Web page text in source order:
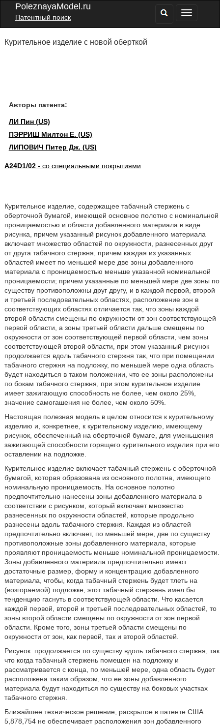
PoleznayaModel.ru
Патентный поиск
Курительное изделие с новой оберткой
Авторы патента:
ЛИ Пин (US)
ПЭРРИШ Милтон Е. (US)
ЛИПОВИЧ Питер Дж. (US)
A24D1/02- со специальными покрытиями
Курительное изделие, содержащее табачный стержень с
оберточной бумагой, имеющей основное полотно с номинальной
проницаемостью и области добавленного материала в виде
рисунка, причем указанный рисунок добавленного материала
включает множество областей по окружности, разнесенных друг
от друга табачного стержня, причем каждая из указанных
областей имеет по меньшей мере две зоны добавленного
материала с проницаемостью меньше указанной номинальной
проницаемости; причем указанные по меньшей мере две зоны по
существу противоположны друг другу, и в каждой первой, второй
и третьей последовательных областях, расположение зон в
соответствующих областях отличается так, что зоны каждой
второй области смещены по окружности от зон соответствующей
первой области, а зоны третьей области дальше смещены по
окружности от зон соответствующей первой области, чем зоны
соответствующей второй области, при этом указанный рисунок
продолжается вдоль табачного стержня так, что при помещении
табачного стержня на подложку, по меньшей мере одна область
будет находиться в таком положении, что ее зоны расположены
по бокам табачного стержня, при этом курительное изделие
имеет зажигающую способность не более, чем около 25%,
значение самогашения не более, чем около 50%.
Настоящая полезная модель в целом относится к курительному
изделию и, конкретнее, к курительному изделию, имеющему
рисунок, обеспеченный на оберточной бумаге, для уменьшения
зажигающей способности горящего курительного изделия при его
оставлении на подложке.
Курительное изделие включает табачный стержень с оберточной
бумагой, которая образована из основного полотна, имеющего
номинальную проницаемость. На основное полотно
предпочтительно нанесены зоны добавленного материала в
соответствии с рисунком, который включает множество
разнесенных по окружности областей, которые продольно
разнесены вдоль табачного стержня. Каждая из областей
предпочтительно включает, по меньшей мере, две по существу
противоположные зоны добавленного материала, которые
проявляют проницаемость меньше номинальной проницаемости.
Зоны добавленного материала предпочтительно имеют
достаточные размер, форму и концентрацию добавленного
материала, чтобы, когда табачный стержень будет тлеть на
(возгораемой) подложке, этот табачный стержень имел бы
тенденцию гаснуть в соответствующей области. Что касается
каждой первой, второй и третьей последовательных областей, то
зоны второй области смещены по окружности от зон первой
области. Кроме того, зоны третьей области смещены по
окружности от зон, как первой, так и второй областей.
Рисунок продолжается по существу вдоль табачного стержня, так
что когда табачный стержень помещен на подложку и
рассматривается с конца, по меньшей мере, одна область будет
расположена таким образом, что ее зоны добавленного
материала будут находиться по существу на боковых участках
табачного стержня.
Ближайшее техническое решение, раскрытое в патенте США
5,878,754 не обеспечивает расположения зон добавленного